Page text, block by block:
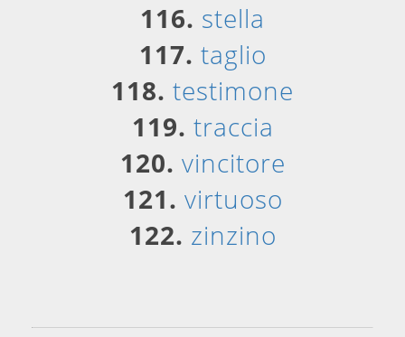
116. stella
117. taglio
118. testimone
119. traccia
120. vincitore
121. virtuoso
122. zinzino